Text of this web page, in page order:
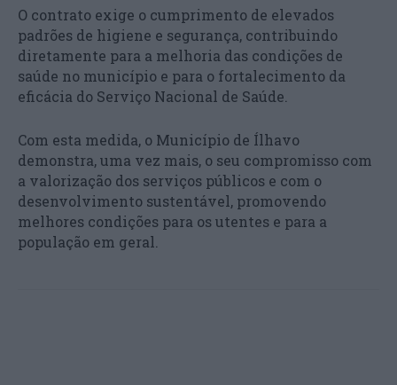
O contrato exige o cumprimento de elevados
padrões de higiene e segurança, contribuindo
diretamente para a melhoria das condições de
saúde no município e para o fortalecimento da
eficácia do Serviço Nacional de Saúde.
Com esta medida, o Município de Ílhavo
demonstra, uma vez mais, o seu compromisso com
a valorização dos serviços públicos e com o
desenvolvimento sustentável, promovendo
melhores condições para os utentes e para a
população em geral.